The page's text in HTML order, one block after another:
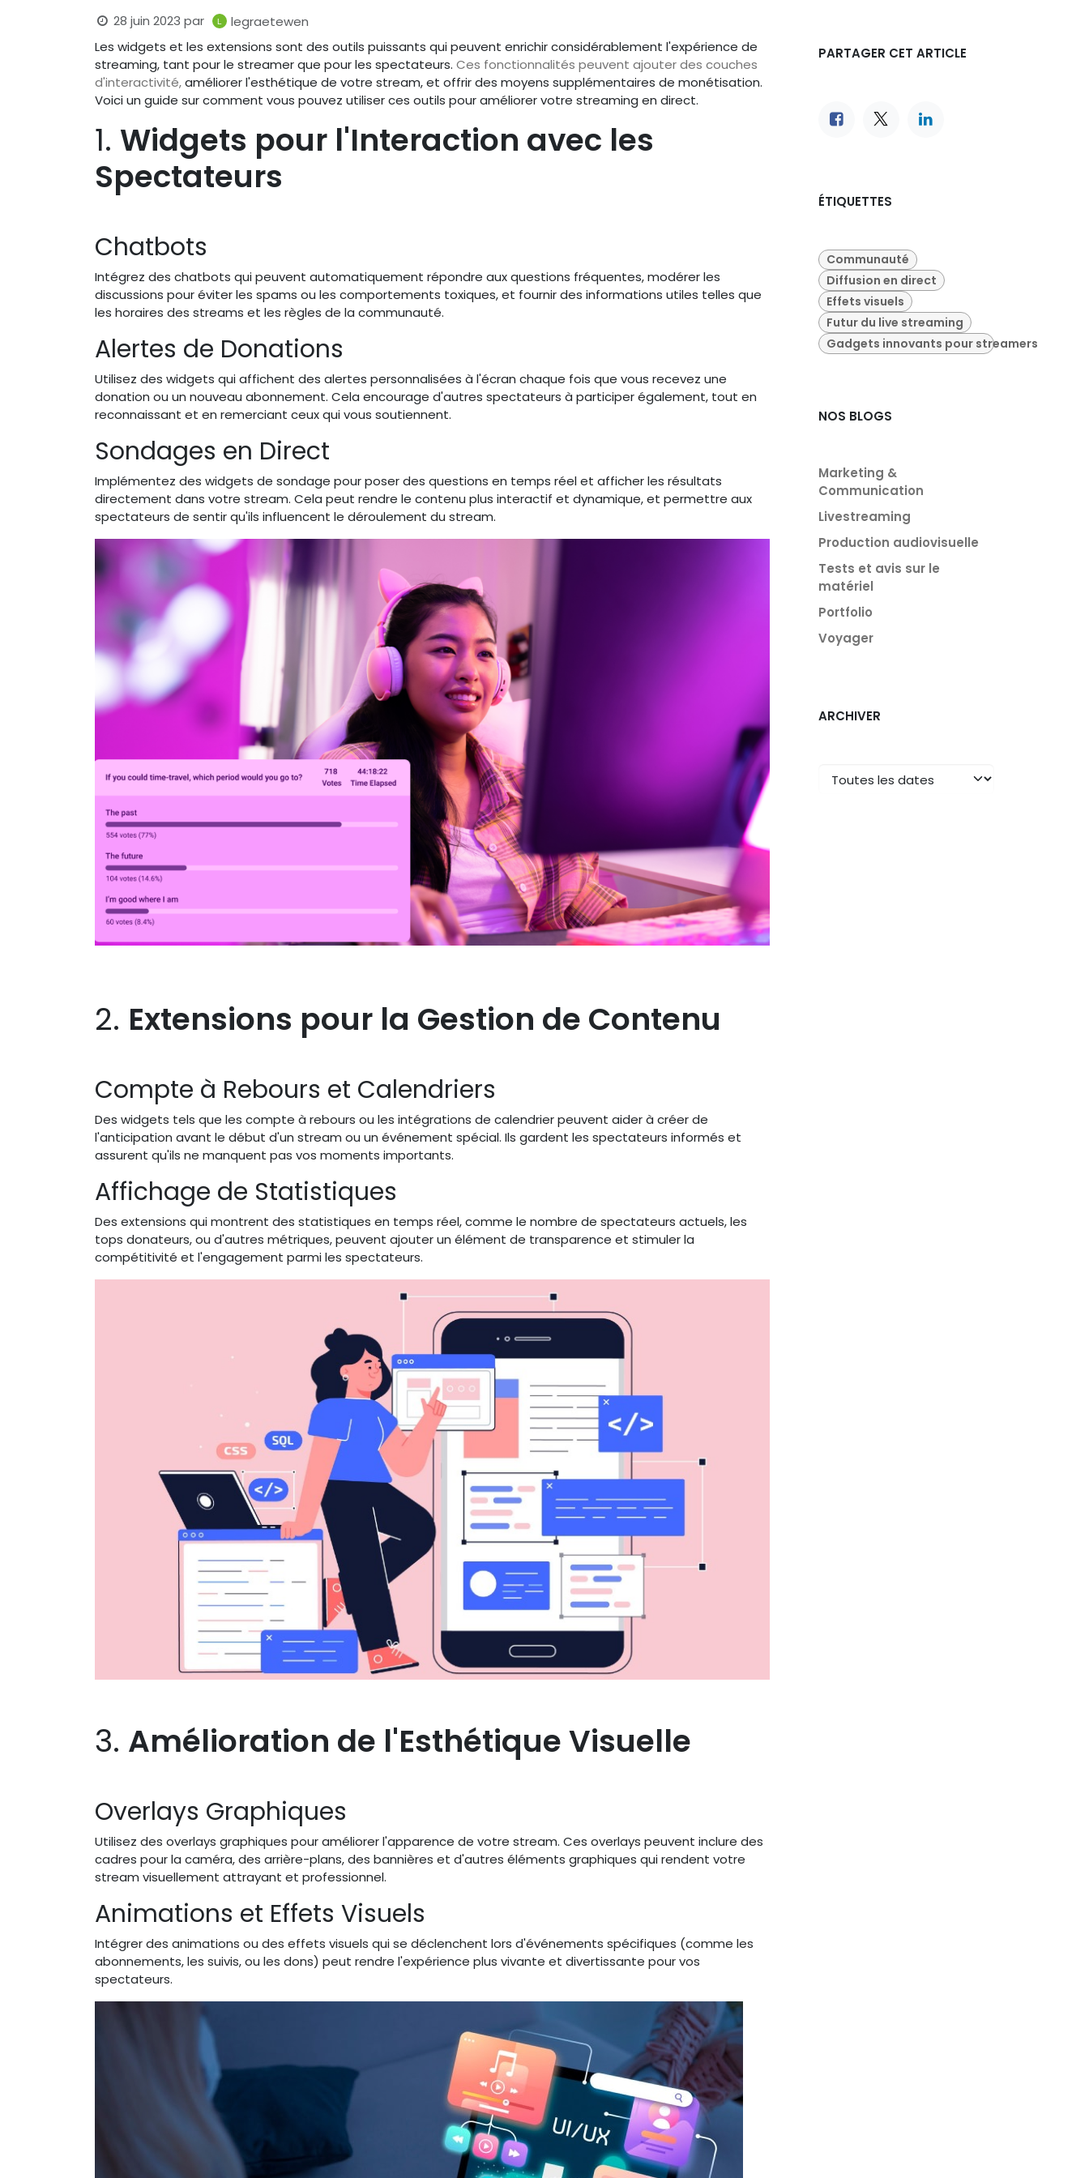
28 juin 2023 par
legraetewen
Les widgets et les extensions sont des outils puissants qui peuvent enrichir considérablement l'expérience de
streaming, tant pour le streamer que pour les spectateurs. Ces fonctionnalités peuvent ajouter des couches
d'interactivité,améliorer l'esthétique de votre stream, et offrir des moyens supplémentaires de monétisation.
Voici un guide sur comment vous pouvez utiliser ces outils pour améliorer votre streaming en direct.
1. Widgets pour l'Interaction avec les
Spectateurs
Chatbots
Intégrez des chatbots qui peuvent automatiquement répondre aux questions fréquentes, modérer les
discussions pour éviter les spams ou les comportements toxiques, et fournir des informations utiles telles que
les horaires des streams et les règles de la communauté.
Alertes de Donations
Utilisez des widgets qui affichent des alertes personnalisées à l'écran chaque fois que vous recevez une
donation ou un nouveau abonnement. Cela encourage d'autres spectateurs à participer également, tout en
reconnaissant et en remerciant ceux qui vous soutiennent.
Sondages en Direct
Implémentez des widgets de sondage pour poser des questions en temps réel et afficher les résultats
directement dans votre stream. Cela peut rendre le contenu plus interactif et dynamique, et permettre aux
spectateurs de sentir qu'ils influencent le déroulement du stream.
2. Extensions pour la Gestion de Contenu
Compte à Rebours et Calendriers
Des widgets tels que les compte à rebours ou les intégrations de calendrier peuvent aider à créer de
l'anticipation avant le début d'un stream ou un événement spécial. Ils gardent les spectateurs informés et
assurent qu'ils ne manquent pas vos moments importants.
Affichage de Statistiques
Des extensions qui montrent des statistiques en temps réel, comme le nombre de spectateurs actuels, les
tops donateurs, ou d'autres métriques, peuvent ajouter un élément de transparence et stimuler la
compétitivité et l'engagement parmi les spectateurs.
3. Amélioration de l'Esthétique Visuelle
Overlays Graphiques
Utilisez des overlays graphiques pour améliorer l'apparence de votre stream. Ces overlays peuvent inclure des
cadres pour la caméra, des arrière-plans, des bannières et d'autres éléments graphiques qui rendent votre
stream visuellement attrayant et professionnel.
Animations et Effets Visuels
Intégrer des animations ou des effets visuels qui se déclenchent lors d'événements spécifiques (comme les
abonnements, les suivis, ou les dons) peut rendre l'expérience plus vivante et divertissante pour vos
spectateurs.
PARTAGER CET ARTICLE
ÉTIQUETTES
Communauté
Diffusion en direct
Effets visuels
Futur du live streaming
Gadgets innovants pour streamers
NOS BLOGS
Marketing &
Communication
Livestreaming
Production audiovisuelle
Tests et avis sur le
matériel
Portfolio
Voyager
ARCHIVER